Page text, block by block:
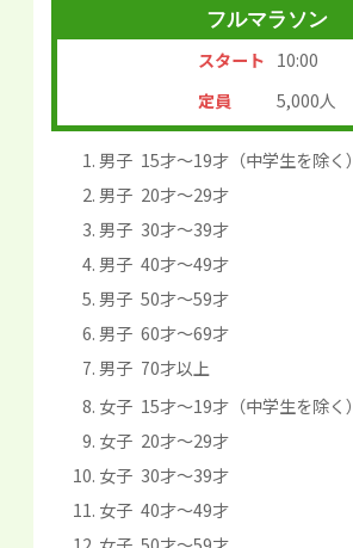
フルマラソン
スタート 10:00
定員
5,000人
男子 15才～19才（中学生を除く）
男子 20才～29才
男子 30才～39才
男子 40才～49才
男子 50才～59才
男子 60才～69才
男子 70才以上
女子 15才～19才（中学生を除く）
女子 20才～29才
女子 30才～39才
女子 40才～49才